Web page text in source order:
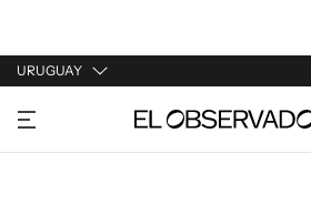
URUGUAY
URUGUAY
ARGENTINA